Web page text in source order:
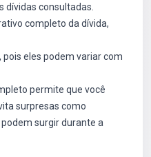
dívidas consultadas.
completo da dívida,
eles podem variar com
permite que você
surpresas como
surgir durante a